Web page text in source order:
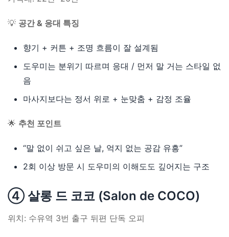
💡 공간 & 응대 특징
향기 + 커튼 + 조명 흐름이 잘 설계됨
도우미는 분위기 따르며 응대 / 먼저 말 거는 스타일 없
음
마사지보다는 정서 위로 + 눈맞춤 + 감정 조율
🌟 추천 포인트
“말 없이 쉬고 싶은 날, 억지 없는 공감 유흥”
2회 이상 방문 시 도우미의 이해도도 깊어지는 구조
④ 살롱 드 코코 (Salon de COCO)
위치: 수유역 3번 출구 뒤편 단독 오피